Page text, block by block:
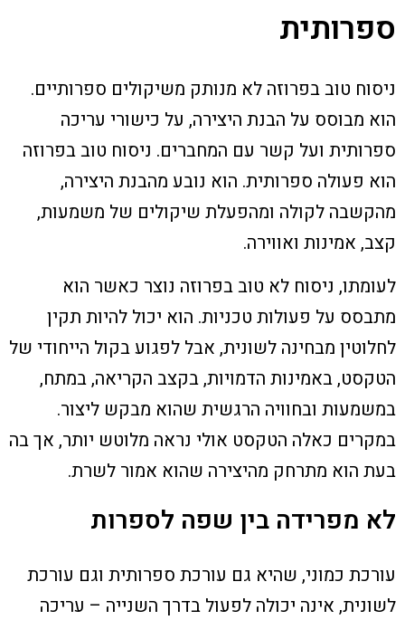
ספרותית
ניסוח טוב בפרוזה לא מנותק משיקולים ספרותיים.
הוא מבוסס על הבנת היצירה, על כישורי עריכה
ספרותית ועל קשר עם המחברים. ניסוח טוב בפרוזה
הוא פעולה ספרותית. הוא נובע מהבנת היצירה,
מהקשבה לקולה ומהפעלת שיקולים של משמעות,
קצב, אמינות ואווירה.
לעומתו, ניסוח לא טוב בפרוזה נוצר כאשר הוא
מתבסס על פעולות טכניות. הוא יכול להיות תקין
לחלוטין מבחינה לשונית, אבל לפגוע בקול הייחודי של
הטקסט, באמינות הדמויות, בקצב הקריאה, במתח,
במשמעות ובחוויה הרגשית שהוא מבקש ליצור.
במקרים כאלה הטקסט אולי נראה מלוטש יותר, אך בה
בעת הוא מתרחק מהיצירה שהוא אמור לשרת.
לא מפרידה בין שפה לספרות
עורכת כמוני, שהיא גם עורכת ספרותית וגם עורכת
לשונית, אינה יכולה לפעול בדרך השנייה – עריכה